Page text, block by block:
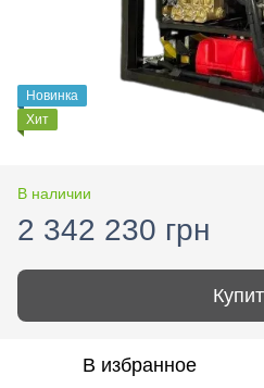
Новинка
Хит
В наличии
2 342 230 грн
В избранное